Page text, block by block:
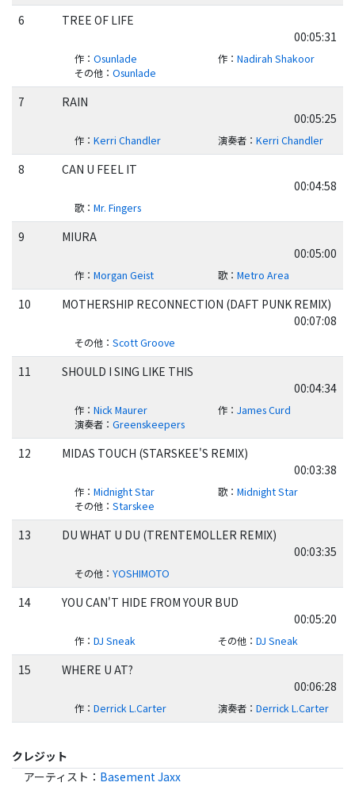
6
TREE OF LIFE
00:05:31
作： Osunlade 作： Nadirah Shakoor
その他： Osunlade
7
RAIN
00:05:25
作： Kerri Chandler 演奏者： Kerri Chandler
8
CAN U FEEL IT
00:04:58
歌： Mr. Fingers
9
MIURA
00:05:00
作： Morgan Geist 歌： Metro Area
10
MOTHERSHIP RECONNECTION (DAFT PUNK REMIX)
00:07:08
その他： Scott Groove
11
SHOULD I SING LIKE THIS
00:04:34
作： Nick Maurer 作： James Curd
演奏者： Greenskeepers
12
MIDAS TOUCH (STARSKEE'S REMIX)
00:03:38
作： Midnight Star 歌： Midnight Star
その他： Starskee
13
DU WHAT U DU (TRENTEMOLLER REMIX)
00:03:35
その他： YOSHIMOTO
14
YOU CAN'T HIDE FROM YOUR BUD
00:05:20
作： DJ Sneak その他： DJ Sneak
15
WHERE U AT?
00:06:28
作： Derrick L.Carter 演奏者： Derrick L.Carter
クレジット
アーティスト ： Basement Jaxx